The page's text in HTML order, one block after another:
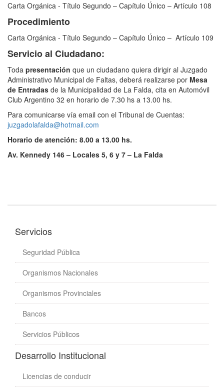
Carta Orgánica - Título Segundo – Capítulo Único – Artículo 108
Procedimiento
Carta Orgánica - Título Segundo – Capítulo Único – Artículo 109
Servicio al Ciudadano:
Toda presentación que un ciudadano quiera dirigir al Juzgado
Administrativo Municipal de Faltas, deberá realizarse por Mesa
de Entradas de la Municipalidad de La Falda, cita en Automóvil
Club Argentino 32 en horario de 7.30 hs a 13.00 hs.
Para comunicarse vía email con el Tribunal de Cuentas:
juzgadolafalda@hotmail.com
Horario de atención: 8.00 a 13.00 hs.
Av. Kennedy 146 – Locales 5, 6 y 7 – La Falda
Servicios
Seguridad Pública
Organismos Nacionales
Organismos Provinciales
Bancos
Servicios Públicos
Desarrollo Institucional
Licencias de conducir